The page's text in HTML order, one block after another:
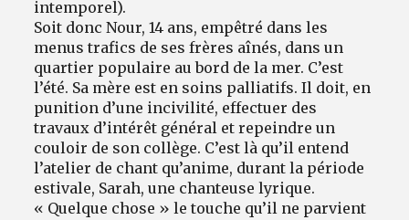
intemporel).
Soit donc Nour, 14 ans, empêtré dans les
menus trafics de ses frères aînés, dans un
quartier populaire au bord de la mer. C’est
l’été. Sa mère est en soins palliatifs. Il doit, en
punition d’une incivilité, effectuer des
travaux d’intérêt général et repeindre un
couloir de son collège. C’est là qu’il entend
l’atelier de chant qu’anime, durant la période
estivale, Sarah, une chanteuse lyrique.
« Quelque chose » le touche qu’il ne parvient